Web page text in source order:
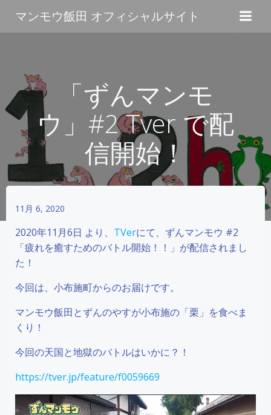
ン
テ
ス
キ
ッ
プ
マンモウ飯田 オフィシャルサイト
「ずんマンモ
ウ」#2 Tver で配
信開始！
11月 6, 2020
2020年11月6日 より、 TVerにて、ずんマンモウ #2
「疲れを癒すためのバトル開始！！」が配信されまし
た！
今回は、小布施町からのお届けです。
マンモウ飯田とずんのやすが小布施の「栗」を食べま
くり！
今回の天国と地獄のバトルはいかに？！
https://tver.jp/feature/f0059669